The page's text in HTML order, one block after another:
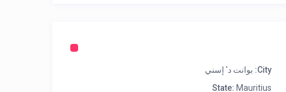
City: بوانت د' إسني
State: Mauritius